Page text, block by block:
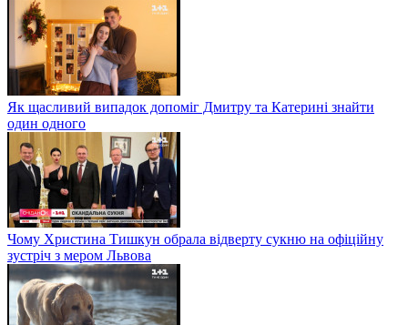
Як щасливий випадок допоміг Дмитру та Катерині знайти
один одного
Чому Христина Тишкун обрала відверту сукню на офіційну
зустріч з мером Львова